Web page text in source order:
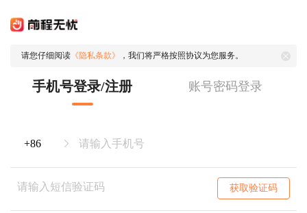
请您仔细阅读 《隐私条款》 ，我们将严格按照协议为您服务。
手机号登录/注册 账号密码登录
获取验证码